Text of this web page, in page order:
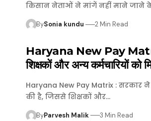
किसान नेताओं ने मांगें नहीं माने जाने
BySonia kundu 2 Min Read
Haryana New Pay
शिक्षकों और अन्य कर्मचारियों को
Haryana New Pay Matrix : सरकार
की है, जिससे शिक्षकों और…
ByParvesh Malik 3 Min Read